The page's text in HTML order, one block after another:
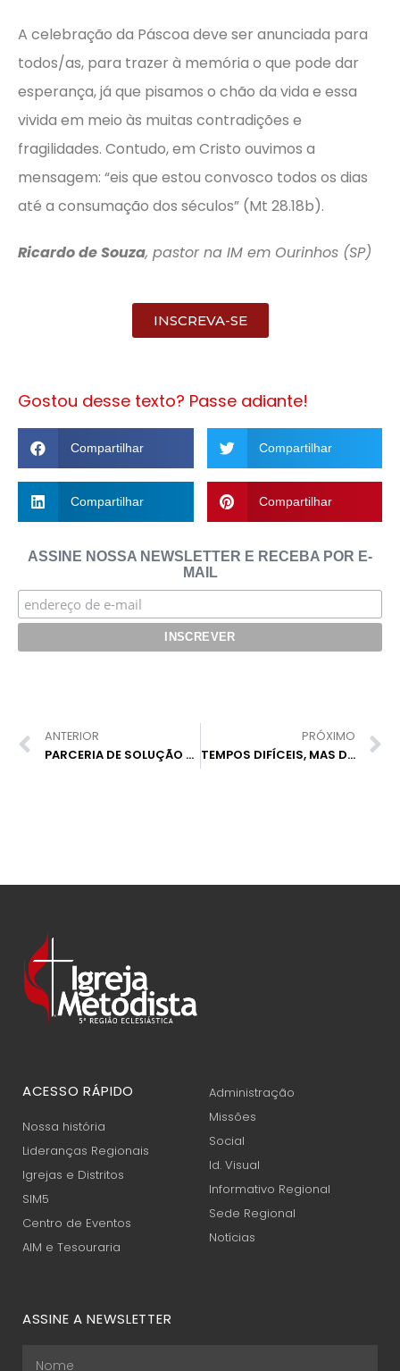
A celebração da Páscoa deve ser anunciada para
todos/as, para trazer à memória o que pode dar
esperança, já que pisamos o chão da vida e essa
vivida em meio às muitas contradições e
fragilidades. Contudo, em Cristo ouvimos a
mensagem: “eis que estou convosco todos os dias
até a consumação dos séculos” (Mt 28.18b).
Ricardo de Souza, pastor na IM em Ourinhos (SP)
INSCREVA-SE
Gostou desse texto? Passe adiante!
Compartilhar Compartilhar
Compartilhar Compartilhar
ASSINE NOSSA NEWSLETTER E RECEBA POR E-
MAIL
ANTERIOR
PARCERIA DE SOLUÇÃO FINANCEIRA PARA CAPTAÇÃO DE RECURSOS NAS IGREJAS
PRÓXIMO
TEMPOS DIFÍCEIS, MAS DE OPORTUNIDADES PARA A FAMÍLIA
ACESSO RÁPIDO
Nossa história
Lideranças Regionais
Igrejas e Distritos
SIM5
Centro de Eventos
AIM e Tesouraria
Administração
Missões
Social
Id. Visual
Informativo Regional
Sede Regional
Notícias
ASSINE A NEWSLETTER